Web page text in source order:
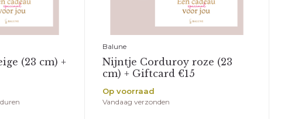
(23 cm) +
Balune
Nijntje Corduroy roze (23
cm) + Giftcard €15
Op voorraad
Vandaag verzonden